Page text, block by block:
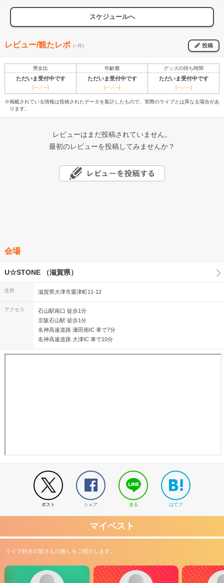
スケジュールへ
レビュー/観たレポ (--件) 投稿
男女比 年齢層 グッズの待ち時間
ただいま受付中です ただいま受付中です ただいま受付中です
[---／---] [---／---] [---／---]
※掲載されている情報は投稿されたデータを集計したもので、実際のライブとは異なる場合があ
ります。
レビューはまだ投稿されていません。
最初のレビューを投稿してみませんか？
会場
U☆STONE （滋賀県）
住所 滋賀県大津市粟津町11-12
アクセス
石山駅南口 徒歩1分
京阪石山駅 徒歩1分
名神高速道路 瀬田南IC 車で7分
名神高速道路 大津IC 車で10分
ポスト シェア 送る はてブ
マイベスト
ライブ好きの皆さんの推しをご紹介します。